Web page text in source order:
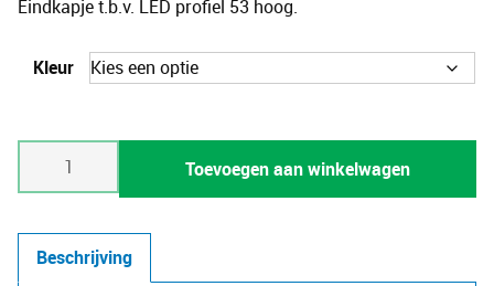
Eindkapje t.b.v. LED profiel 53 hoog.
Kleur
hoog
aantal
Toevoegen aan winkelwagen
Beschrijving